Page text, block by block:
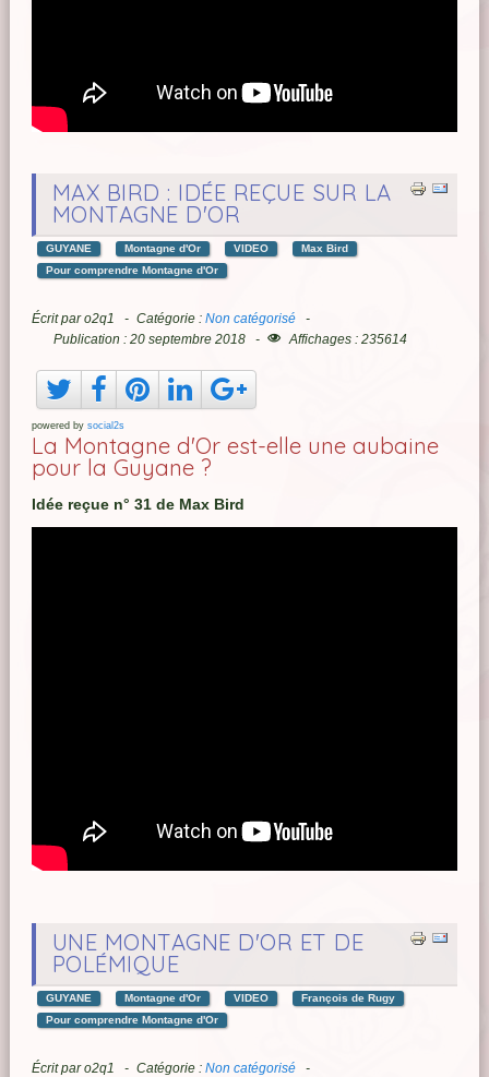
MAX BIRD : IDÉE REÇUE SUR LA
MONTAGNE D'OR
GUYANE Montagne d'Or VIDEO
Max Bird
Pour comprendre Montagne d'Or
Écrit paro2q1 Catégorie : Non catégorisé
Publication : 20 septembre 2018
Affichages : 235614
powered by social2s
La Montagne d'Or est-elle une aubaine
pour la Guyane ?
Idée reçue n° 31 de Max Bird
UNE MONTAGNE D'OR ET DE
POLÉMIQUE
GUYANE Montagne d'Or VIDEO
François de Rugy
Pour comprendre Montagne d'Or
Écrit paro2q1 Catégorie : Non catégorisé